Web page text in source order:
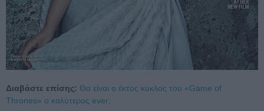
Διαβάστε επίσης: Θα είναι ο έκτος κύκλος του «Game of
Thrones» ο καλύτερος ever;